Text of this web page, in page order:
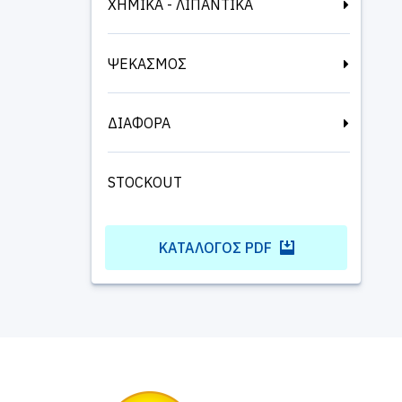
ΧΗΜΙΚΑ - ΛΙΠΑΝΤΙΚΑ
ΨΕΚΑΣΜΟΣ
ΔΙΑΦΟΡΑ
STOCKOUT
ΚΑΤΆΛΟΓΟΣ PDF